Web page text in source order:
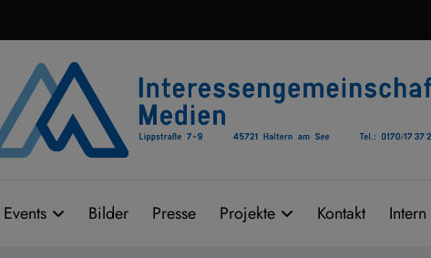
Bilder Presse Projekte Kontakt Intern